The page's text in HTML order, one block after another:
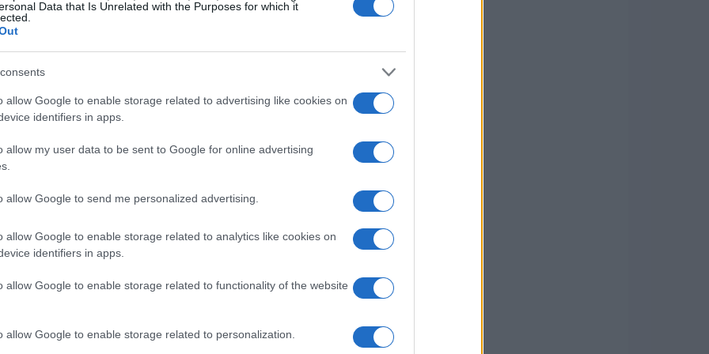
Data that Is Unrelated with the Purposes for which it
allow Google to enable storage related to advertising like cookies on
identifiers in apps.
allow my user data to be sent to Google for online advertising
allow Google to send me personalized advertising.
allow Google to enable storage related to analytics like cookies on
identifiers in apps.
allow Google to enable storage related to functionality of the website
allow Google to enable storage related to personalization.
in altre trattative. Recentemente, è stato
un’offerta di 3 milioni di euro dalComoper
sono aperture da parte del club rossoblù.